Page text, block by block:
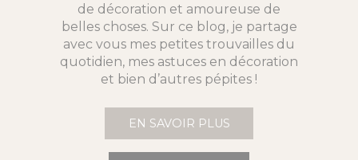
de décoration et amoureuse de
belles choses. Sur ce blog, je partage
avec vous mes petites trouvailles du
quotidien, mes astuces en décoration
et bien d’autres pépites !
EN SAVOIR PLUS